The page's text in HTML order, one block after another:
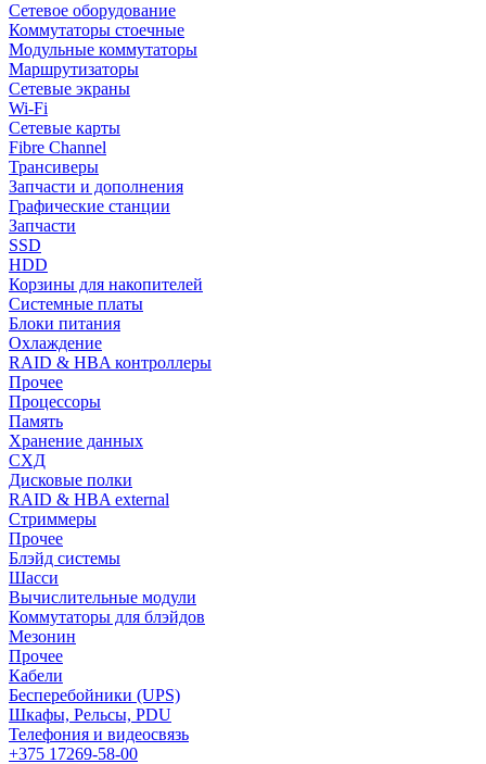
Сетевое оборудование
Коммутаторы стоечные
Модульные коммутаторы
Маршрутизаторы
Сетевые экраны
Wi-Fi
Сетевые карты
Fibre Channel
Трансиверы
Запчасти и дополнения
Графические станции
Запчасти
SSD
HDD
Корзины для накопителей
Системные платы
Блоки питания
Охлаждение
RAID & HBA контроллеры
Прочее
Процессоры
Память
Хранение данных
СХД
Дисковые полки
RAID & HBA external
Стриммеры
Прочее
Блэйд системы
Шасси
Вычислительные модули
Коммутаторы для блэйдов
Мезонин
Прочее
Кабели
Бесперебойники (UPS)
Шкафы, Рельсы, PDU
Телефония и видеосвязь
+375 17269-58-00